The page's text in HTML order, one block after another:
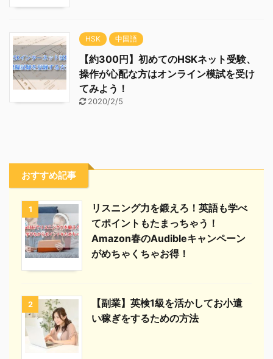
HSK 中国語
【約300円】初めてのHSKネット受験、
操作が心配な方はオンライン模試を受け
てみよう！
2020/2/5
おすすめ記事
1
リスニング力を鍛えろ！英語も学べ
てポイントもたまっちゃう！
Amazon春のAudibleキャンペーン
がめちゃくちゃお得！
2
【副業】英検1級を活かしてお小遣
い稼ぎをするための方法